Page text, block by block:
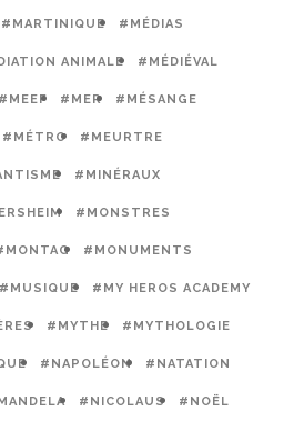
#MARTINIQUE #MÉDIAS
ANIMALE #MÉDIÉVAL
#MEEF #MER #MÉSANGE
#MÉTRO #MEURTRE
#MINÉRAUX
#MONSTRES
#MONUMENTS
#MUSIQUE #MY HEROS ACADEMY
#MYTHE #MYTHOLOGIE
#NAPOLÉON #NATATION
#NICOLAUS #NOËL